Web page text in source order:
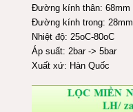
Đường kính thân: 68mm
Đường kính trong: 28mm
Nhiệt độ: 25oC-80oC
Áp suất: 2bar -> 5bar
Xuất xứ: Hàn Quốc